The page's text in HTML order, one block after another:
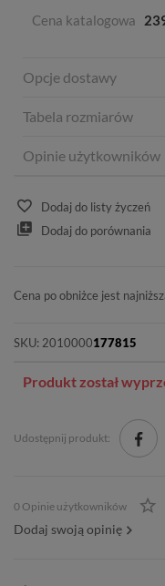
Cena katalogowa
Opcje dostawy
Tabela rozmiarów
Opinie użytkowników
Dodaj do listy życzeń
Dodaj do porównania
Cena po obniżce jest
SKU: 2010000177815
Produkt został
Udostępnij produkt:
0 Opinie użytkowników
Dodaj swoją opinię